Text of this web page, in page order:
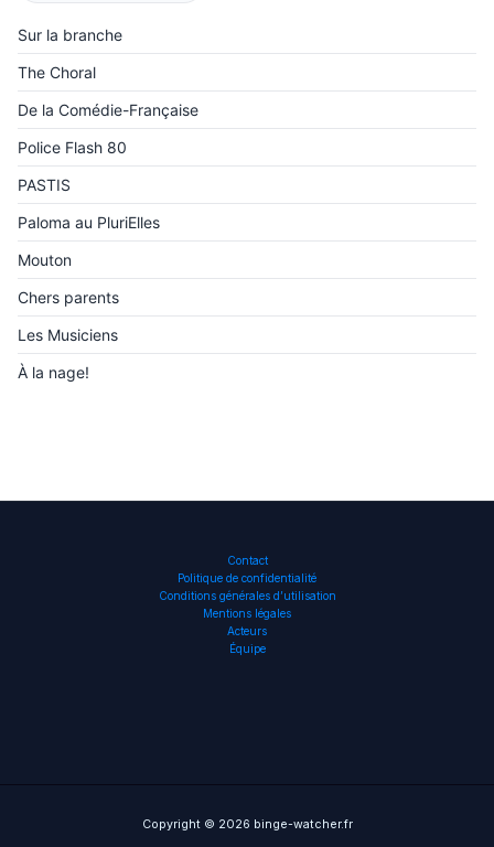
Sur la branche
The Choral
De la Comédie-Française
Police Flash 80
PASTIS
Paloma au PluriElles
Mouton
Chers parents
Les Musiciens
À la nage!
Contact
Politique de confidentialité
Conditions générales d’utilisation
Mentions légales
Acteurs
Équipe
Copyright © 2026 binge-watcher.fr